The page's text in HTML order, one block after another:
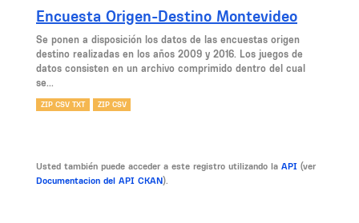
Encuesta Origen-Destino Montevideo
Se ponen a disposición los datos de las encuestas origen
destino realizadas en los años 2009 y 2016. Los juegos de
datos consisten en un archivo comprimido dentro del cual
se...
ZIP CSV TXT ZIP CSV
Usted también puede acceder a este registro utilizando la API (ver
Documentacion del API CKAN).